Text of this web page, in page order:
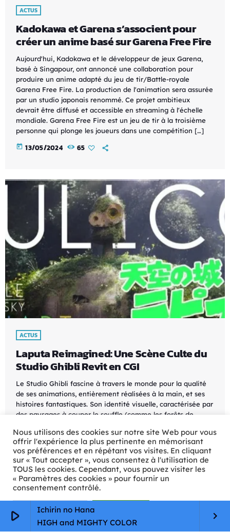
play_arrow
Ichirin no Hana
HIGH and MIGHTY COLOR
keyboard_arrow_right
ACTUS
Kadokawa et Garena s’associent pour
créer un anime basé sur Garena Free Fire
Aujourd'hui, Kadokawa et le développeur de jeux Garena,
basé à Singapour, ont annoncé une collaboration pour
produire un anime adapté du jeu de tir/Battle-royale
Garena Free Fire. La production de l'animation sera assurée
par un studio japonais renommé. Ce projet ambitieux
devrait être diffusé et accessible en streaming à l'échelle
mondiale. Garena Free Fire est un jeu de tir à la troisième
personne qui plonge les joueurs dans une compétition […]
today 13/05/2024 65
ACTUS
Laputa Reimagined: Une Scène Culte du
Studio Ghibli Revit en CGI
Le Studio Ghibli fascine à travers le monde pour la qualité
de ses animations, entièrement réalisées à la main, et ses
histoires fantastiques. Son identité visuelle, caractérisée par
des paysages à couper le souffle (comme les forêts de
encore l'architecture magnifique dans Le Voyage de
Chihiro), contribue à l'image merveilleuse que renvoie le
studio. Une des scènes les plus mémorables […]
today 11/05/2024 47
Nous utilisons des cookies sur notre site Web pour vous
offrir l'expérience la plus pertinente en mémorisant
vos préférences et en répétant vos visites. En cliquant
sur « Tout accepter », vous consentez à l'utilisation de
TOUS les cookies. Cependant, vous pouvez visiter les
« Paramètres des cookies » pour fournir un
consentement contrôlé.
Paramètres Cookie